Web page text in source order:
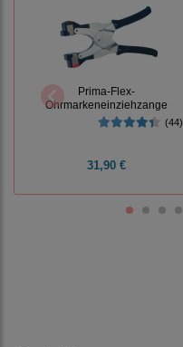
Prima-Flex-
Ohrmarkeneinziehzange
(44)
31,90 €